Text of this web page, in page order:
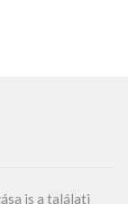
is a találati